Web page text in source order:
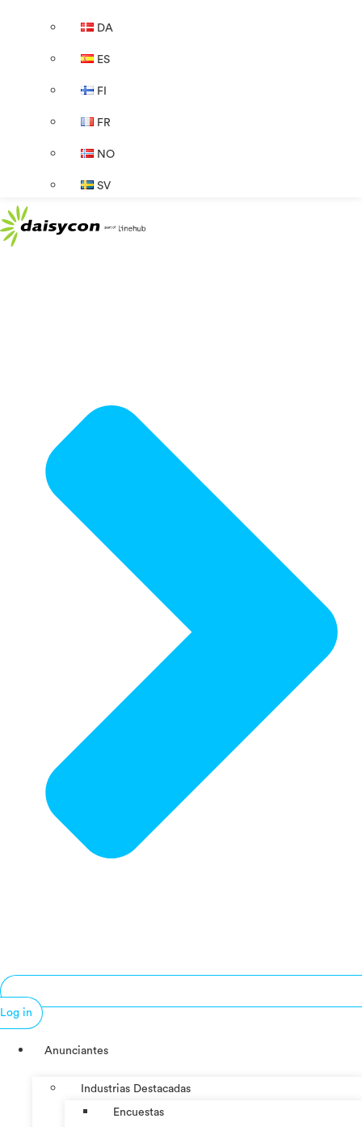
DA
ES
FI
FR
NO
SV
Log in
Anunciantes
Industrias Destacadas
Encuestas